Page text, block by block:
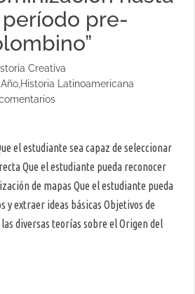
pre-
Creativa
Año,Historia Latinoamericana
el estudiante sea capaz de seleccionar
Que el estudiante pueda reconocer
de mapas Que el estudiante pueda
y extraer ideas básicas Objetivos de
diversas teorías sobre el Origen del